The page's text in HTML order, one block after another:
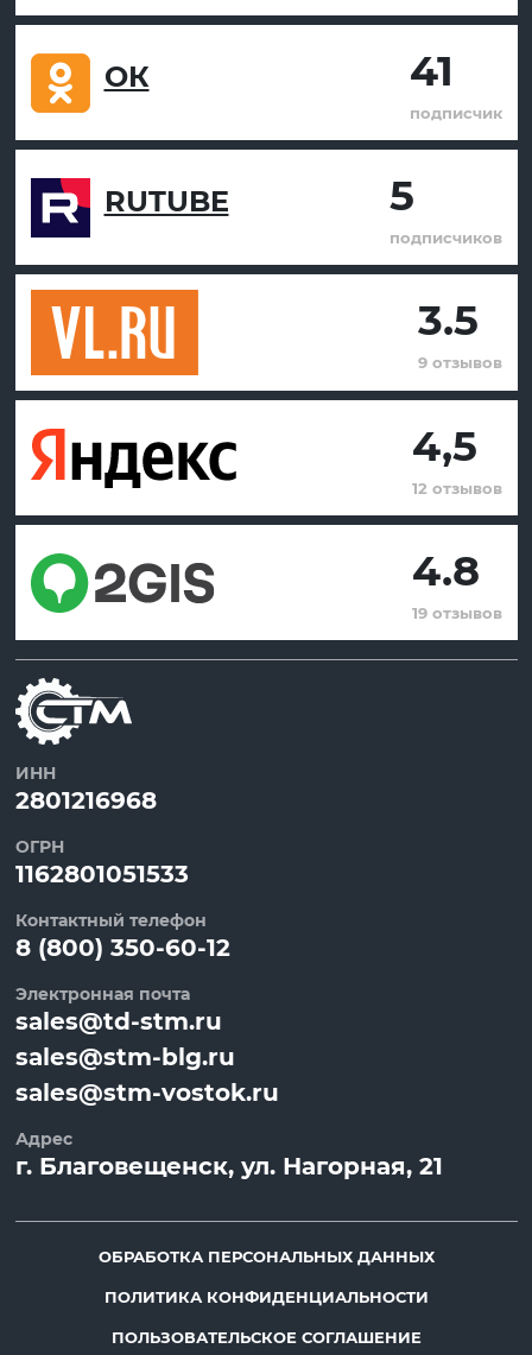
ОК 41
подписчик
RUTUBE 5
подписчиков
3.5
9 отзывов
4,5
12 отзывов
4.8
19 отзывов
ИНН
2801216968
ОГРН
1162801051533
Контактный телефон
8 (800) 350-60-12
Электронная почта
sales@td-stm.ru
sales@stm-blg.ru
sales@stm-vostok.ru
Адрес
г. Благовещенск, ул. Нагорная, 21
ОБРАБОТКА ПЕРСОНАЛЬНЫХ ДАННЫХ
ПОЛИТИКА КОНФИДЕНЦИАЛЬНОСТИ
ПОЛЬЗОВАТЕЛЬСКОЕ СОГЛАШЕНИЕ